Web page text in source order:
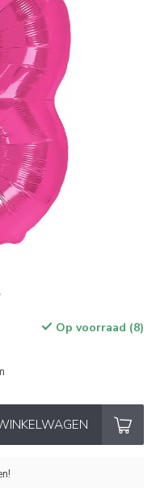
Op voorraad (8)